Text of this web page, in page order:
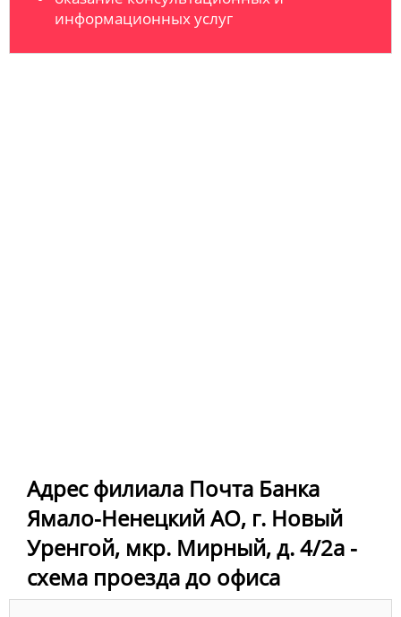
информационных услуг
Адрес филиала Почта Банка
Ямало-Ненецкий АО, г. Новый
Уренгой, мкр. Мирный, д. 4/2а -
схема проезда до офиса